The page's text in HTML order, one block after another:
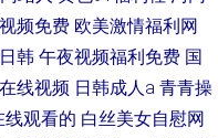
频免费 欧美激情福利网
韩 午夜视频福利免费 国
线视频 日韩成人a 青青操
线观看的 白丝美女自慰网